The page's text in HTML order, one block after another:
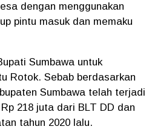
dengan menggunakan
pintu masuk dan memaku
Sumbawa untuk
Rotok. Sebab berdasarkan
Sumbawa telah terjadi
218 juta dari BLT DD dan
tahun 2020 lalu.